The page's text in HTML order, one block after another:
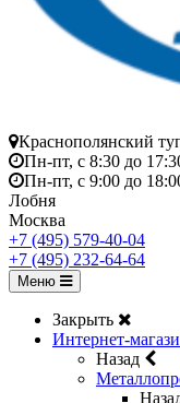
Краснополянский
Пн-пт, с 8:30 до
Пн-пт, с 9:00 до
Лобня
Москва
+7 (495) 579-40-04
+7 (495) 232-64-64
Меню
Закрыть
Интернет-
Назад